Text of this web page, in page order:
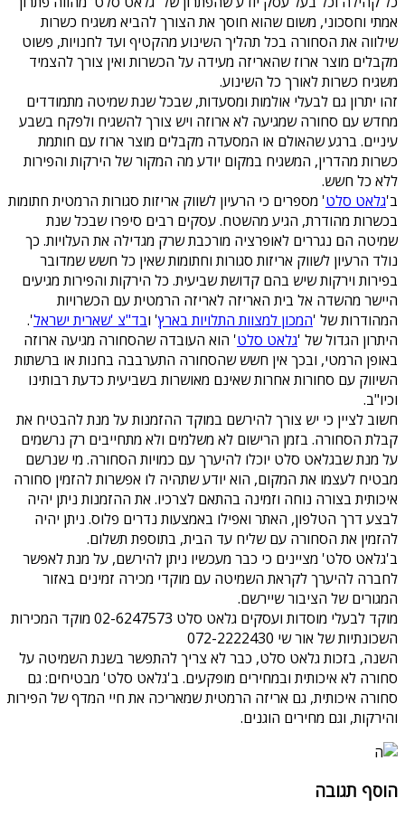
אמתי וחסכוני, משום שהוא חוסך את הצורך להביא משגיח כשרות
שילווה את הסחורה בכל תהליך השינוע מהקטיף ועד לחנויות, פשוט
מקבלים מוצר ארוז שהאריזה מעידה על הכשרות ואין צורך להצמיד
משגיח כשרות לאורך כל השינוע.
זהו יתרון גם לבעלי אולמות ומסעדות, שבכל שנת שמיטה מתמודדים
מחדש עם סחורה שמגיעה לא ארוזה ויש צורך להשגיח ולפקח בשבע
עיניים. ברגע שהאולם או המסעדה מקבלים מוצר ארוז עם חותמת
כשרות מהדרין, המשגיח במקום יודע מה המקור של הירקות והפירות
ללא כל חשש.
ב'גלאט סלט' מספרים כי הרעיון לשווק אריזות סגורות הרמטית חתומות
בכשרות מהודרת, הגיע מהשטח. עסקים רבים סיפרו שבכל שנת
שמיטה הם נגררים לאופרציה מורכבת שרק מגדילה את העלויות. כך
נולד הרעיון לשווק אריזות סגורות וחתומות שאין כל חשש שמדובר
בפירות וירקות שיש בהם קדושת שביעית. כל הירקות והפירות מגיעים
היישר מהשדה אל בית האריזה לאריזה הרמטית עם הכשרויות
המהודרות של 'המכון למצוות התלויות בארץ' ובד"צ 'שארית ישראל'.
היתרון הגדול של 'גלאט סלט' הוא העובדה שהסחורה מגיעה ארוזה
באופן הרמטי, ובכך אין חשש שהסחורה התערבבה בחנות או ברשתות
השיווק עם סחורות אחרות שאינם מאושרות בשביעית כדעת רבותינו
וכיו"ב.
חשוב לציין כי יש צורך להירשם במוקד ההזמנות על מנת להבטיח את
קבלת הסחורה. בזמן הרישום לא משלמים ולא מתחייבים רק נרשמים
על מנת שבגלאט סלט יוכלו להיערך עם כמויות הסחורה. מי שנרשם
מבטיח לעצמו את המקום, הוא יודע שתהיה לו אפשרות להזמין סחורה
איכותית בצורה נוחה וזמינה בהתאם לצרכיו. את ההזמנות ניתן יהיה
לבצע דרך הטלפון, האתר ואפילו באמצעות נדרים פלוס. ניתן יהיה
להזמין את הסחורה עם שליח עד הבית, בתוספת תשלום.
ב'גלאט סלט' מציינים כי כבר מעכשיו ניתן להירשם, על מנת לאפשר
לחברה להיערך לקראת השמיטה עם מוקדי מכירה זמינים באזור
המגורים של הציבור שיירשם.
מוקד לבעלי מוסדות ועסקים גלאט סלט 02-6247573 מוקד המכירות
השכונתיות של אור שי 072-2222430
השנה, בזכות גלאט סלט, כבר לא צריך להתפשר בשנת השמיטה על
סחורה לא איכותית ובמחירים מופקעים. ב'גלאט סלט' מבטיחים: גם
סחורה איכותית, גם אריזה הרמטית שמאריכה את חיי המדף של הפירות
והירקות, וגם מחירים הוגנים.
הוסף תגובה